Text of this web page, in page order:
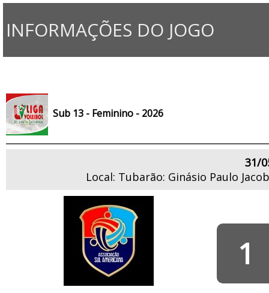
INFORMAÇÕES DO JOGO
Sub 13 - Feminino - 2026
31/
Local: Tubarão: Ginásio Paulo
1